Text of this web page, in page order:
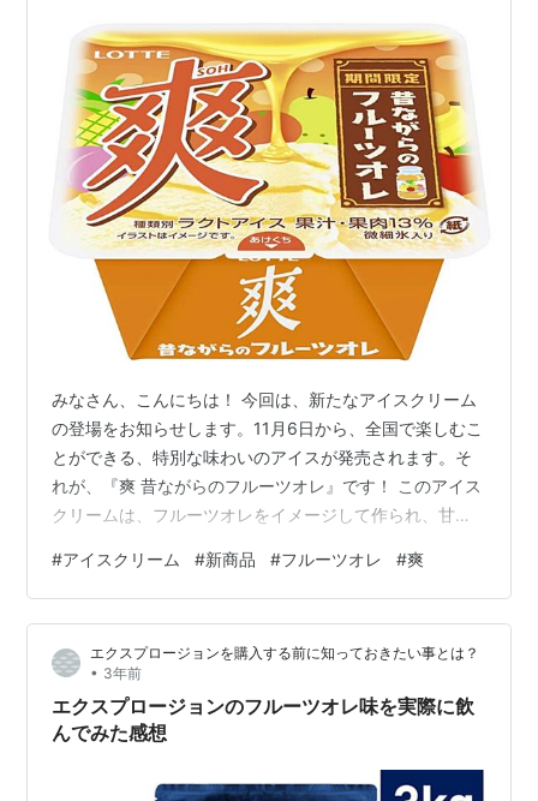
みなさん、こんにちは！ 今回は、新たなアイスクリーム
の登場をお知らせします。11月6日から、全国で楽しむこ
とができる、特別な味わいのアイスが発売されます。そ
れが、『爽 昔ながらのフルーツオレ』です！ このアイス
クリームは、フルーツオレをイメージして作られ、甘み
が口の中で広がり、夏のような爽快感を楽しむことがで
きます。 さらに、特別なポイントは、とろけるフルーツ
ソースがトッピングされていることです。このとろける
ソースが、アイスクリームとの相性を引き立て、贅沢な
味わいを演出しています。 この『爽 昔ながらのフルーツ
オレ』は、新感覚のアイスクリームと…
#アイスクリーム #新商品 #フルーツオレ #爽
エクスプロージョンを購入する前に知っておきたい事とは？
• 3年前
エクスプロージョンのフルーツオレ味を実際に飲
んでみた感想